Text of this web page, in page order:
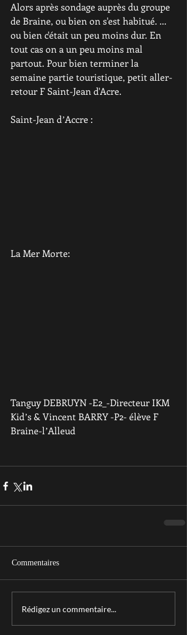
Alors après sondage auprès du groupe
de Braine, ou bien on s'est habitué. ...
ou bien c'était un peu moins dur. En
tout cas on a un peu moins mal
partout. Pour bien terminer la
semaine partie touristique, petit aller-
retour F Saint-Jean d'Acre.
Saint-Jean dʼAccre :
La Mer Morte:
Tanguy DEBRUYN -E2_-Directeur IKM
Kidʼs & Vincent BARRY -P2- élève F
Braine-lʼAlleud
Commentaires
Rédigez un commentaire...